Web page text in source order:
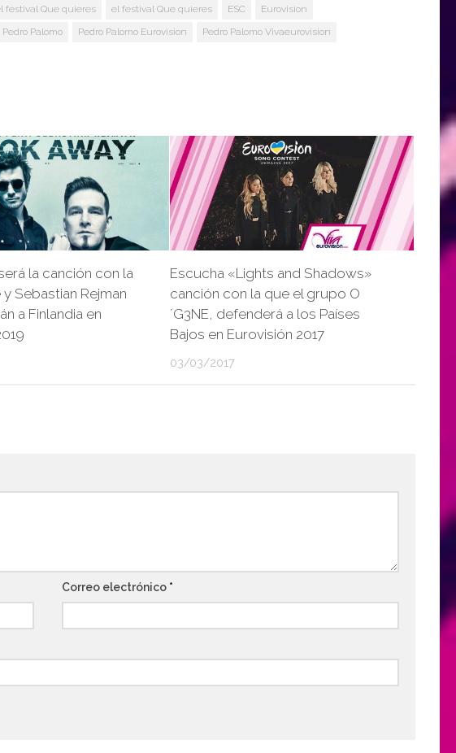
festival Que quieres el festival Que quieres ESC
Eurovision
Pedro Palomo Pedro Palomo Eurovision
Pedro Palomo Vivaeurovision
la canción con la
Sebastian Rejman
a Finlandia en
Escucha «Lights and Shadows»
canción con la que el grupo O
´G3NE, defenderá a los Países
Bajos en Eurovisión 2017
03/03/2017
Correo electrónico *